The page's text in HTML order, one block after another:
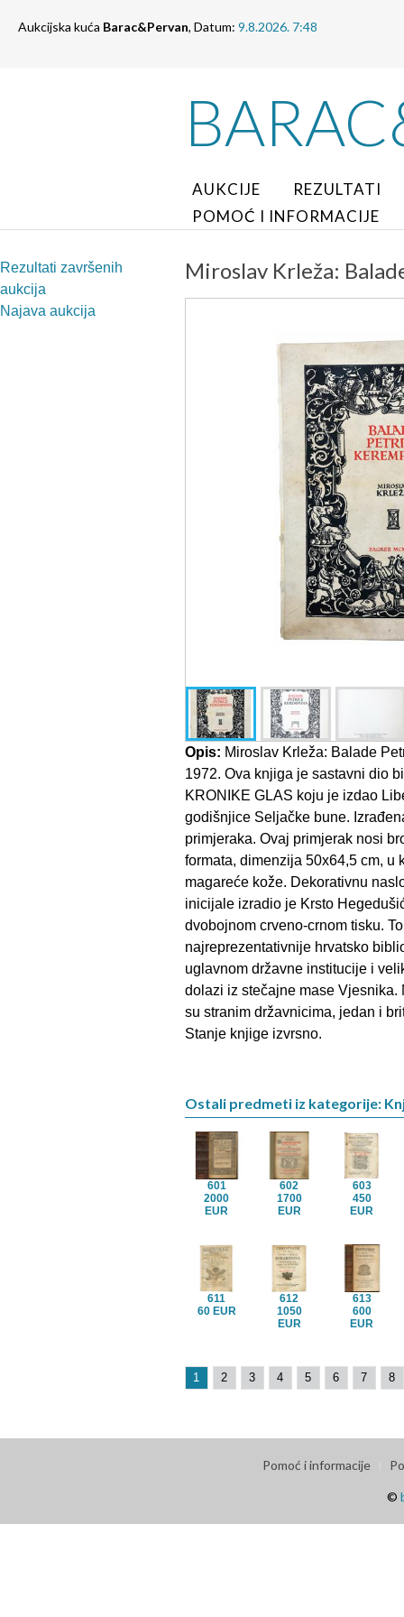
Aukcijska kuća Barac&Pervan, Datum: 9.8.2026. 7:48
AUKCIJE
REZULTATI
POMOĆ I INFORMACIJE
Rezultati završenih
aukcija
Najava aukcija
Miroslav Krleža:
Opis: Miroslav Krleža: Balade
1972. Ova knjiga je sastavni dio
KRONIKE GLAS koju je izdao
godišnjice Seljačke bune.
primjeraka. Ovaj primjerak nosi
formata, dimenzija 50x64,5 cm, u
magareće kože. Dekorativnu
inicijale izradio je Krsto
dvobojnom crveno-crnom tisku.
najreprezentativnije hrvatsko
uglavnom državne institucije i
dolazi iz stečajne mase
su stranim državnicima, jedan i
Stanje knjige izvrsno.
Ostali predmeti iz kategorije:
601
2000
EUR
602
1700
EUR
603
450
EUR
611
60 EUR
612
1050
EUR
613
600
EUR
1 2 3 4 5 6 7 8
Pomoć i informacije
©